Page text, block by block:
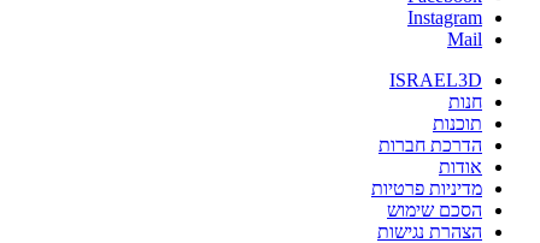
Instagram
Mail
ISRAEL3D
חנות
תוכנות
הדרכת חברות
אודות
מדיניות פרטיות
הסכם שימוש
הצהרת נגישות